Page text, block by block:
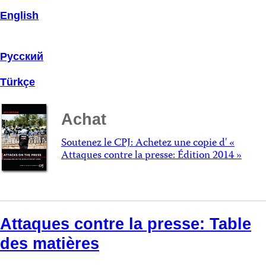
English
Русский
Türkçe
Achat
Soutenez le CPJ: Achetez une copie d' «
Attaques contre la presse: Édition 2014 »
Attaques contre la presse: Table
des matières